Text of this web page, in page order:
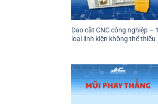
Dao cắt CNC công nghiệp – 1
loại linh kiện không thể thiếu